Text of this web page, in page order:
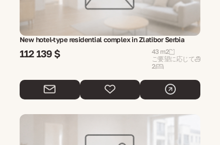
New hotel-type residential complex in Zlatibor Serbia
112 139 $
43 m2
ご要望に応じて
2